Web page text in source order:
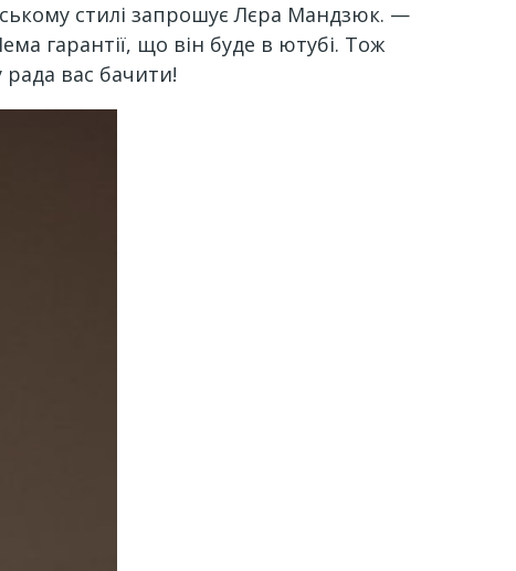
стилі запрошує Лєра Мандзюк. —
гарантії, що він буде в ютубі. Тож
вас бачити!